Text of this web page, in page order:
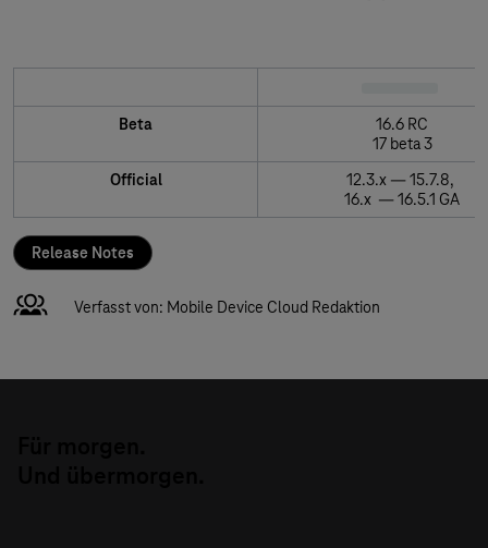
Beta
16.6 RC
17 beta 3
Official
12.3.x — 15.7.8,
16.x — 16.5.1 GA
Release Notes
Verfasst von: Mobile Device Cloud Redaktion